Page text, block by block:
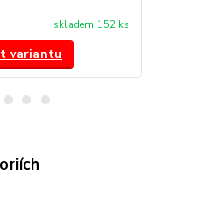
skladem 152 ks
variantu